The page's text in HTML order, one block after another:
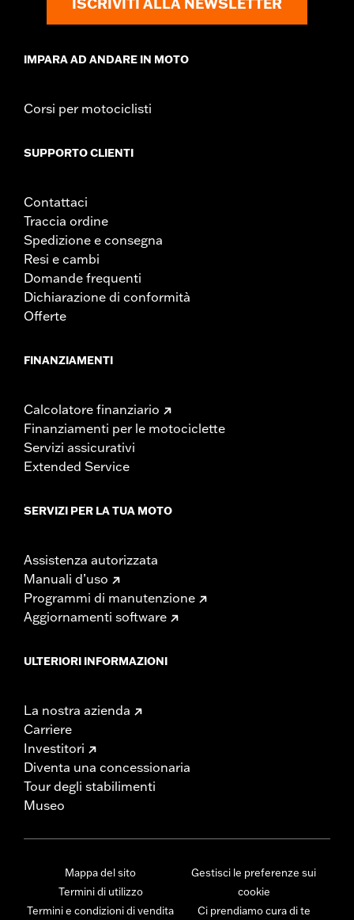
IMPARA AD ANDARE IN MOTO
Corsi per motociclisti
SUPPORTO CLIENTI
Contattaci
Traccia ordine
Spedizione e consegna
Resi e cambi
Domande frequenti
Dichiarazione di conformità
Offerte
FINANZIAMENTI
Calcolatore finanziario
Finanziamenti per le motociclette
Servizi assicurativi
Extended Service
SERVIZI PER LA TUA MOTO
Assistenza autorizzata
Manuali d’uso
Programmi di manutenzione
Aggiornamenti software
ULTERIORI INFORMAZIONI
La nostra azienda
Carriere
Investitori
Diventa una concessionaria
Tour degli stabilimenti
Museo
Mappa del sito
Termini di utilizzo
Termini e condizioni di vendita
Gestisci le preferenze sui
cookie
Ci prendiamo cura di te